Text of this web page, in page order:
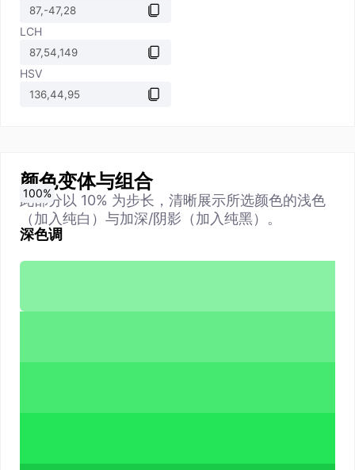
LCH
HSV
颜色变体与组合
此部分以 10% 为步长，清晰展示所选颜色的浅色
（加入纯白）与加深/阴影（加入纯黑）。
深色调
0%
10%
20%
30%
40%
50%
60%
70%
80%
90%
100%